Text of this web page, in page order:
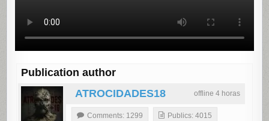
Publication author
offline 4 horas
ATROCIDADES18
Comments: 1299 Publics: 4015